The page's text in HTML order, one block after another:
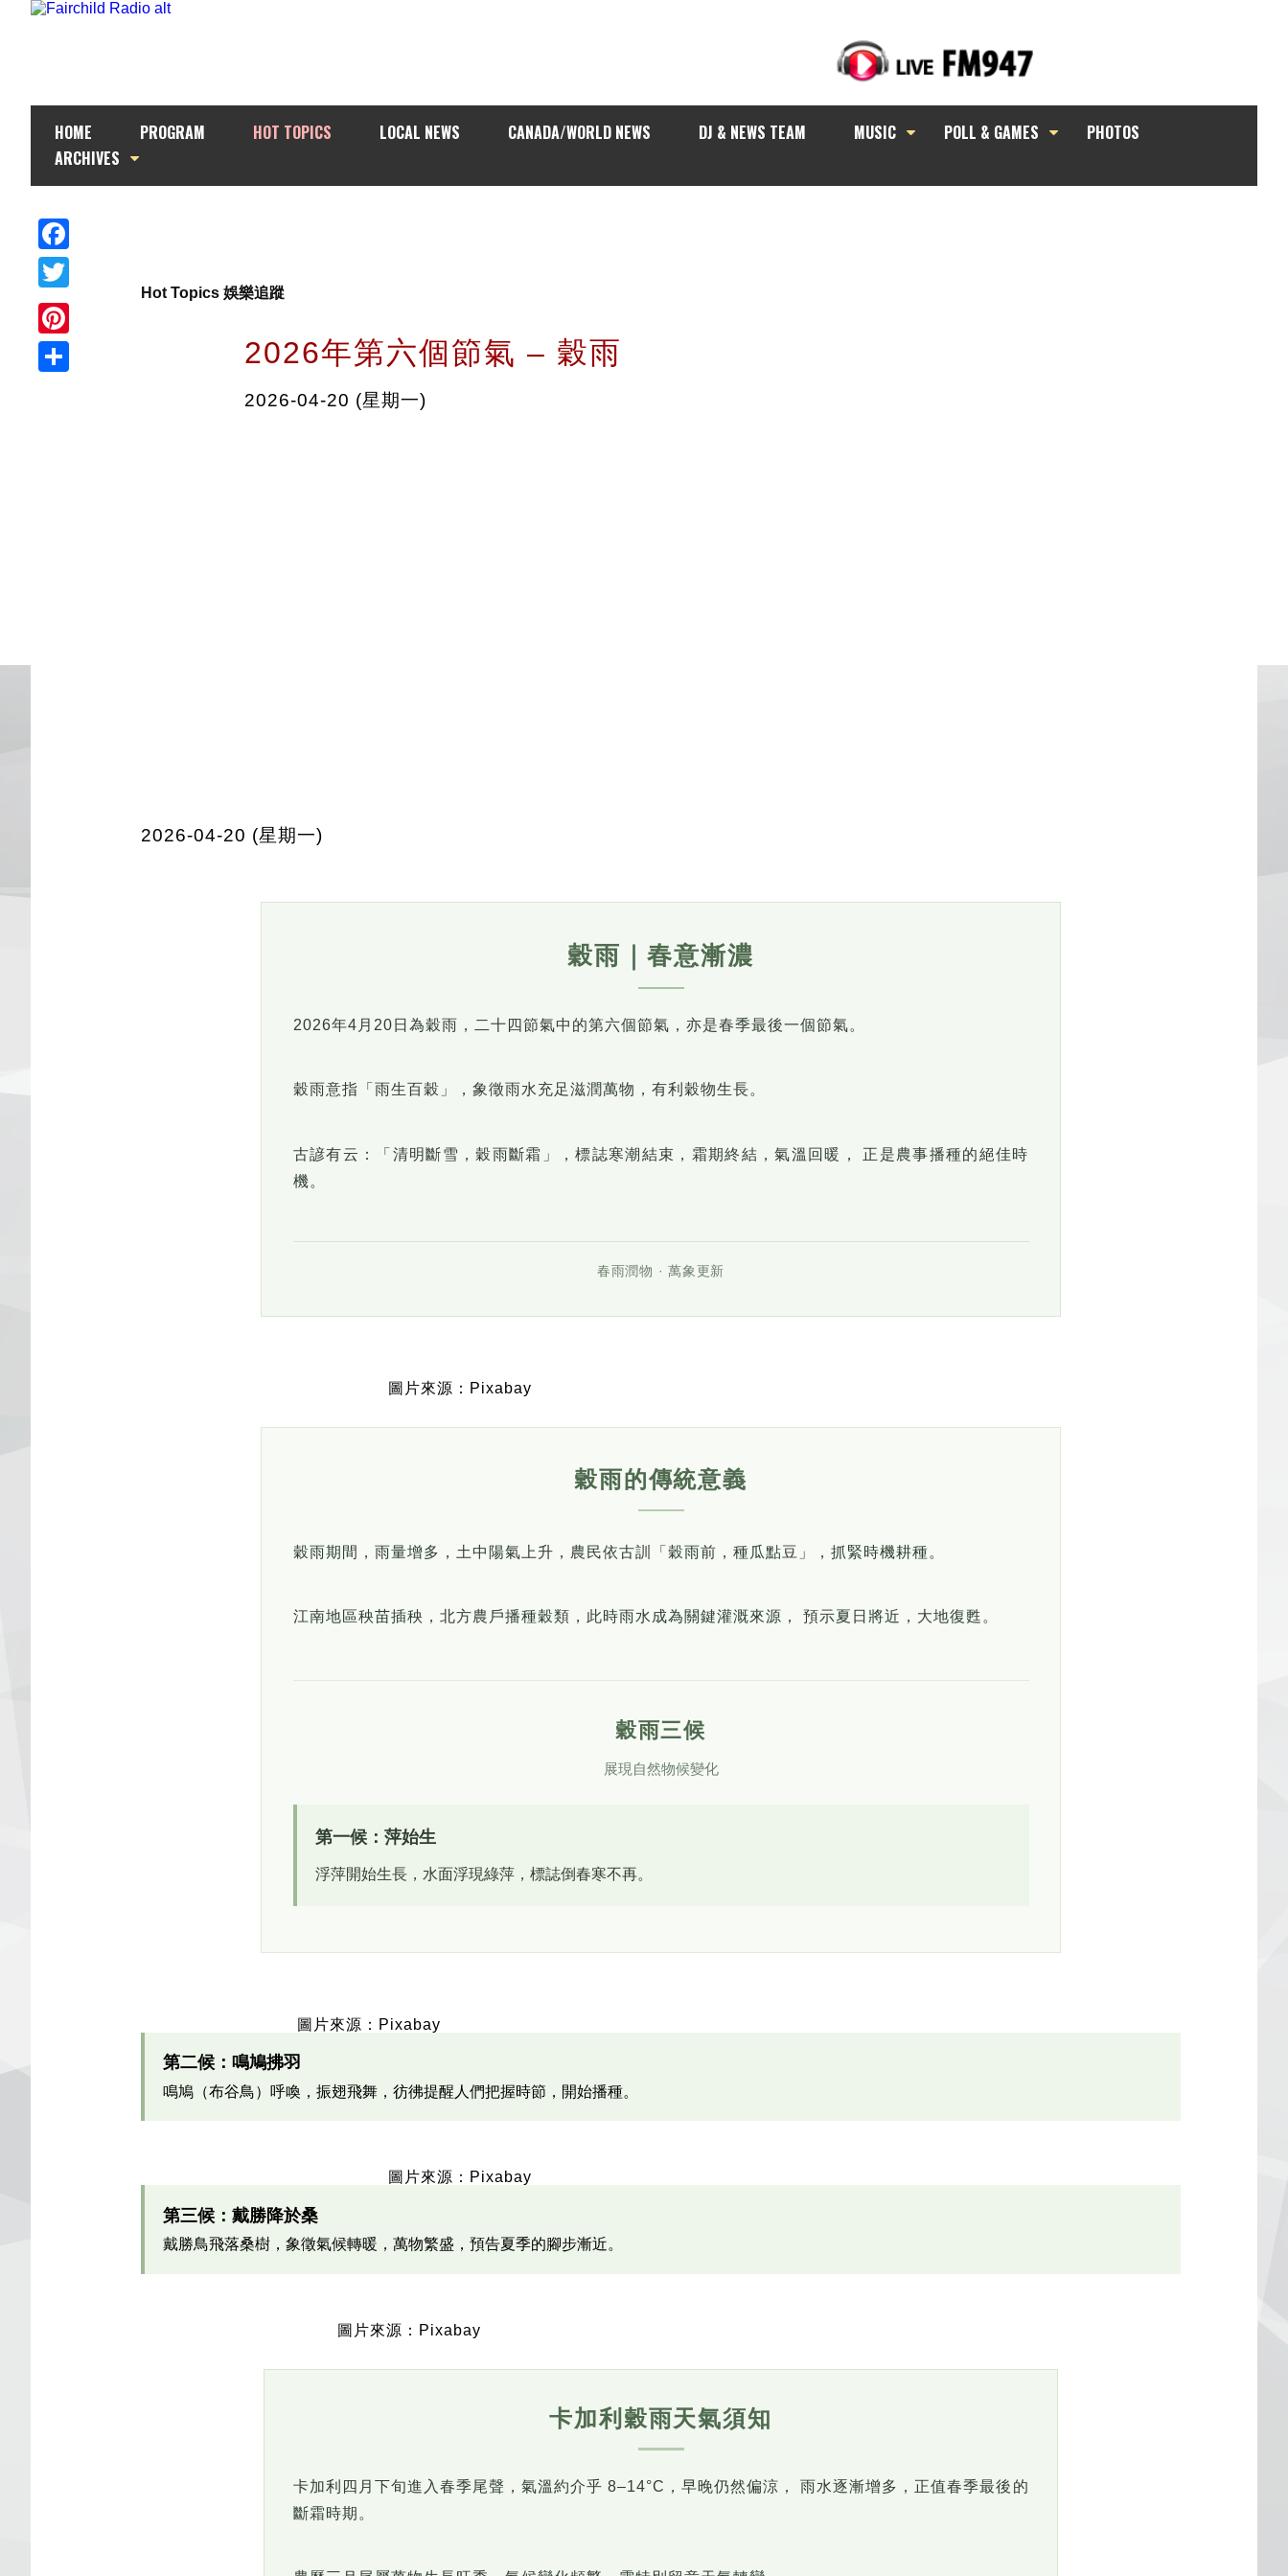
HOME PROGRAM HOT TOPICS LOCAL NEWS CANADA/WORLD NEWS DJ & NEWS TEAM MUSIC POLL & GAMES
PHOTOS
ARCHIVES
Facebook
Twitter
Pinterest
Hot Topics 娛樂追蹤
2026年第六個節氣 – 穀雨
2026-04-20 (星期一)
2026-04-20 (星期一)
穀雨｜春意漸濃
2026年4月20日為穀雨，二十四節氣中的第六個節氣，亦是春季最後一個節氣。
穀雨意指「雨生百穀」，象徵雨水充足滋潤萬物，有利穀物生長。
古諺有云：「清明斷雪，穀雨斷霜」，標誌寒潮結束，霜期終結，氣溫回暖， 正是農事播種的絕佳時
機。
春雨潤物 · 萬象更新
圖片來源：Pixabay
穀雨的傳統意義
穀雨期間，雨量增多，土中陽氣上升，農民依古訓「穀雨前，種瓜點豆」，抓緊時機耕種。
江南地區秧苗插秧，北方農戶播種穀類，此時雨水成為關鍵灌溉來源， 預示夏日將近，大地復甦。
穀雨三候
展現自然物候變化
第一候：萍始生
浮萍開始生長，水面浮現綠萍，標誌倒春寒不再。
圖片來源：Pixabay
第二候：鳴鳩拂羽
鳴鳩（布谷鳥）呼喚，振翅飛舞，彷彿提醒人們把握時節，開始播種。
圖片來源：Pixabay
第三候：戴勝降於桑
戴勝鳥飛落桑樹，象徵氣候轉暖，萬物繁盛，預告夏季的腳步漸近。
圖片來源：Pixabay
卡加利穀雨天氣須知
卡加利四月下旬進入春季尾聲，氣溫約介乎 8–14°C，早晚仍然偏涼， 雨水逐漸增多，正值春季最後的
斷霜時期。